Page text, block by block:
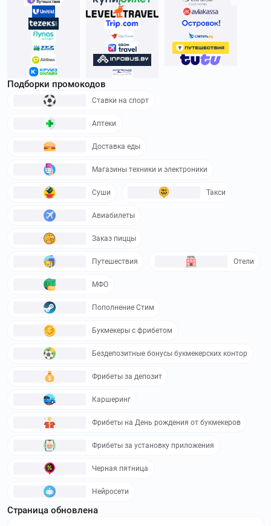
Подборки промокодов
Ставки на спорт
Аптеки
Доставка еды
Магазины техники и электроники
Суши Такси
Авиабилеты
Заказ пиццы
Путешествия Отели
МФО
Пополнение Стим
Букмекеры с фрибетом
Бездепозитные бонусы букмекерских контор
Фрибеты за депозит
Каршеринг
Фрибеты на День рождения от букмекеров
Фрибеты за установку приложения
Черная пятница
Нейросети
Страница обновлена